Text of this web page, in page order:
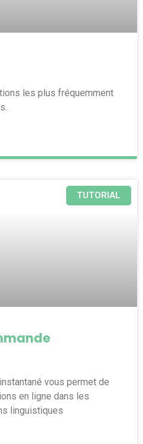
les plus fréquemment
TUTORIAL
vous permet de
en ligne dans les
linguistiques